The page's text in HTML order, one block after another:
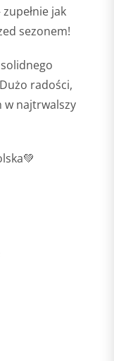
jak
sezonem!
radości,
w najtrwalszy